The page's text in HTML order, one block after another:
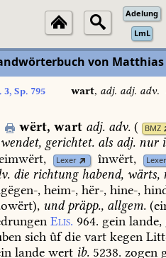
Adelung
LmL
von Matthias
3, Sp. 795 wart, adj. adj. adv.
wërt, wart adj. adv. ( BMZ
gerichtet. als adj. nur
Lexer înwërt, Lexer
die richtunghabend, wärts,
, heim-, hër-, hine-,
undpräpp., allgem. (
Elis. 964. gein lande,
sich ûfdie vart kegen
lande wert ib. 5238. zogen